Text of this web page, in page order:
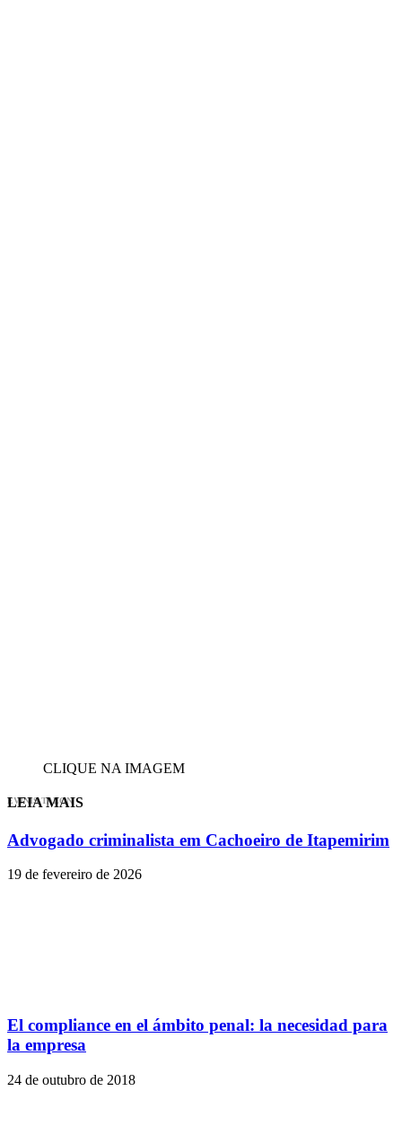
CLIQUE NA IMAGEM
EVINIS TALON
LEIA MAIS
Advogado criminalista em Cachoeiro de Itapemirim
19 de fevereiro de 2026
El compliance en el ámbito penal: la necesidad para
la empresa
24 de outubro de 2018